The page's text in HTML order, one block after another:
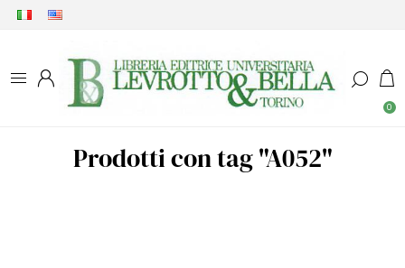
0
Prodotti con tag "A052"